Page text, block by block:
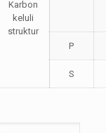
Karbon
keluli
struktur
P
S